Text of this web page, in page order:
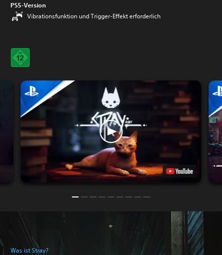
PS5-Version
Vibrationsfunktion und Trigger-Effekt erforderlich
Was ist Stray?